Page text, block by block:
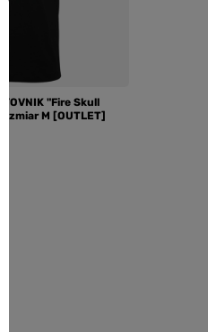
"Fire Skull
M [OUTLET]